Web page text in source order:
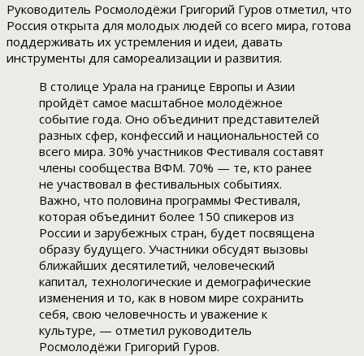
Руководитель Росмолодёжи Григорий Гуров отметил, что
Россия открыта для молодых людей со всего мира, готова
поддерживать их устремления и идеи, давать
инструменты для самореализации и развития.
В столице Урала на границе Европы и Азии
пройдёт самое масштабное молодёжное
событие года. Оно объединит представителей
разных сфер, конфессий и национальностей со
всего мира. 30% участников Фестиваля составят
члены сообщества ВФМ. 70% — те, кто ранее
не участвовал в фестивальных событиях.
Важно, что половина программы Фестиваля,
которая объединит более 150 спикеров из
России и зарубежных стран, будет посвящена
образу будущего. Участники обсудят вызовы
ближайших десятилетий, человеческий
капитал, технологические и демографические
изменения и то, как в новом мире сохранить
себя, свою человечность и уважение к
культуре, — отметил руководитель
Росмолодёжи Григорий Гуров.